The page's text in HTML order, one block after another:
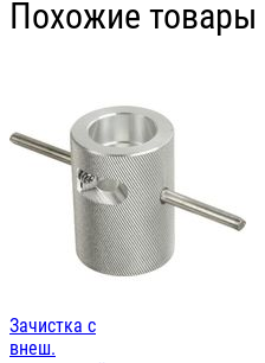
Похожие товары
Зачистка с
внеш.